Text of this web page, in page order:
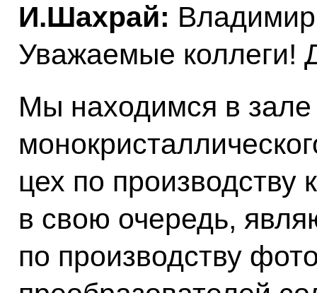
И.Шахрай:
Уважаемые коллеги!
Мы находимся в зале
цех по
в свою очередь,
по производству